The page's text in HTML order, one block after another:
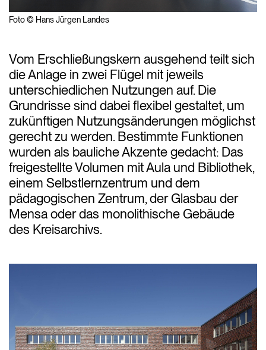
Foto © Hans Jürgen Landes
Vom Erschließungskern ausgehend teilt sich
die Anlage in zwei Flügel mit jeweils
unterschiedlichen Nutzungen auf. Die
Grundrisse sind dabei flexibel gestaltet, um
zukünftigen Nutzungsänderungen möglichst
gerecht zu werden. Bestimmte Funktionen
wurden als bauliche Akzente gedacht: Das
freigestellte Volumen mit Aula und Bibliothek,
einem Selbstlernzentrum und dem
pädagogischen Zentrum, der Glasbau der
Mensa oder das monolithische Gebäude
des Kreisarchivs.